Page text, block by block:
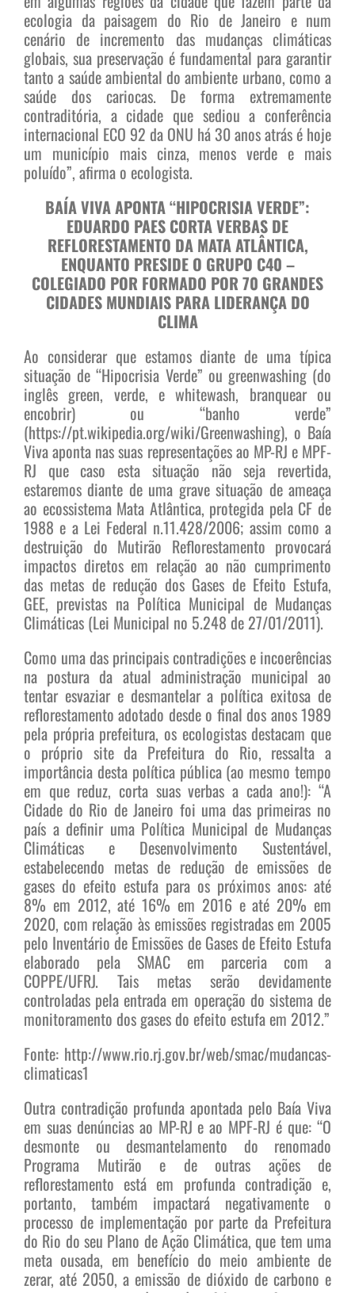
ecologia da paisagem do Rio de Janeiro e num
cenário de incremento das mudanças climáticas
globais, sua preservação é fundamental para garantir
tanto a saúde ambiental do ambiente urbano, como a
saúde dos cariocas. De forma extremamente
contraditória, a cidade que sediou a conferência
internacional ECO 92 da ONU há 30 anos atrás é hoje
um município mais cinza, menos verde e mais
poluído”, afirma o ecologista.
BAÍA VIVA APONTA “HIPOCRISIA VERDE”:
EDUARDO PAES CORTA VERBAS DE
REFLORESTAMENTO DA MATA ATLÂNTICA,
ENQUANTO PRESIDE O GRUPO C40 –
COLEGIADO POR FORMADO POR 70 GRANDES
CIDADES MUNDIAIS PARA LIDERANÇA DO
CLIMA
Ao considerar que estamos diante de uma típica
situação de “Hipocrisia Verde” ou greenwashing (do
inglês green, verde, e whitewash, branquear ou
encobrir) ou “banho verde”
(https://pt.wikipedia.org/wiki/Greenwashing), o Baía
Viva aponta nas suas representações ao MP-RJ e MPF-
RJ que caso esta situação não seja revertida,
estaremos diante de uma grave situação de ameaça
ao ecossistema Mata Atlântica, protegida pela CF de
1988 e a Lei Federal n.11.428/2006; assim como a
destruição do Mutirão Reflorestamento provocará
impactos diretos em relação ao não cumprimento
das metas de redução dos Gases de Efeito Estufa,
GEE, previstas na Política Municipal de Mudanças
Climáticas (Lei Municipal no 5.248 de 27/01/2011).
Como uma das principais contradições e incoerências
na postura da atual administração municipal ao
tentar esvaziar e desmantelar a política exitosa de
reflorestamento adotado desde o final dos anos 1989
pela própria prefeitura, os ecologistas destacam que
o próprio site da Prefeitura do Rio, ressalta a
importância desta política pública (ao mesmo tempo
em que reduz, corta suas verbas a cada ano!): “A
Cidade do Rio de Janeiro foi uma das primeiras no
país a definir uma Política Municipal de Mudanças
Climáticas e Desenvolvimento Sustentável,
estabelecendo metas de redução de emissões de
gases do efeito estufa para os próximos anos: até
8% em 2012, até 16% em 2016 e até 20% em
2020, com relação às emissões registradas em 2005
pelo Inventário de Emissões de Gases de Efeito Estufa
elaborado pela SMAC em parceria com a
COPPE/UFRJ. Tais metas serão devidamente
controladas pela entrada em operação do sistema de
monitoramento dos gases do efeito estufa em 2012.”
Fonte: http://www.rio.rj.gov.br/web/smac/mudancas-
climaticas1
Outra contradição profunda apontada pelo Baía Viva
em suas denúncias ao MP-RJ e ao MPF-RJ é que: “O
desmonte ou desmantelamento do renomado
Programa Mutirão e de outras ações de
reflorestamento está em profunda contradição e,
portanto, também impactará negativamente o
processo de implementação por parte da Prefeitura
do Rio do seu Plano de Ação Climática, que tem uma
meta ousada, em benefício do meio ambiente de
zerar, até 2050, a emissão de dióxido de carbono e